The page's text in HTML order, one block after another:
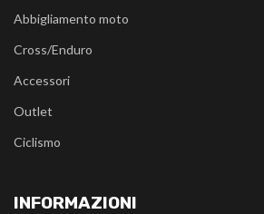
Abbigliamento moto
Cross/Enduro
Accessori
Outlet
Ciclismo
INFORMAZIONI